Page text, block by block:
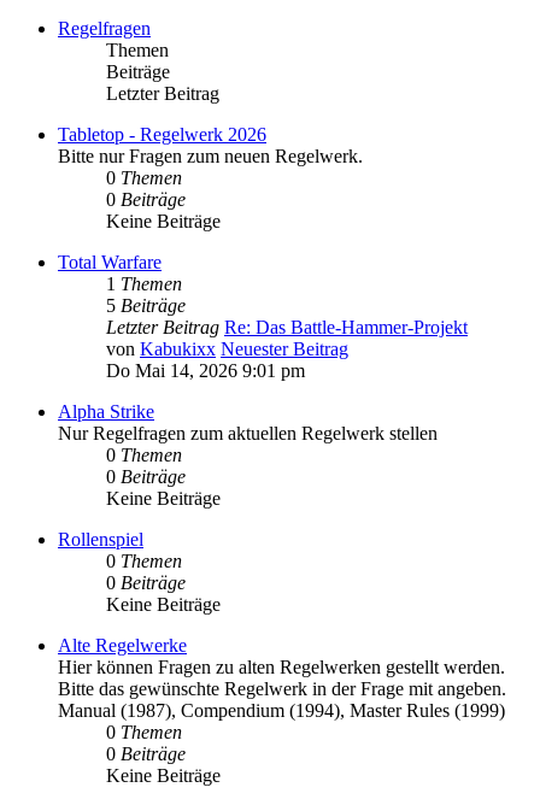
Regelfragen
Themen
Beiträge
Letzter Beitrag
Tabletop - Regelwerk 2026
Bitte nur Fragen zum neuen Regelwerk.
0 Themen
0 Beiträge
Keine Beiträge
Total Warfare
1 Themen
5 Beiträge
Letzter Beitrag Re: Das Battle-Hammer-Projekt
von Kabukixx Neuester Beitrag
Do Mai 14, 2026 9:01 pm
Alpha Strike
Nur Regelfragen zum aktuellen Regelwerk stellen
0 Themen
0 Beiträge
Keine Beiträge
Rollenspiel
0 Themen
0 Beiträge
Keine Beiträge
Alte Regelwerke
Hier können Fragen zu alten Regelwerken gestellt werden.
Bitte das gewünschte Regelwerk in der Frage mit angeben.
Manual (1987), Compendium (1994), Master Rules (1999)
0 Themen
0 Beiträge
Keine Beiträge